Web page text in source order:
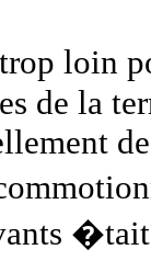
loin
de la